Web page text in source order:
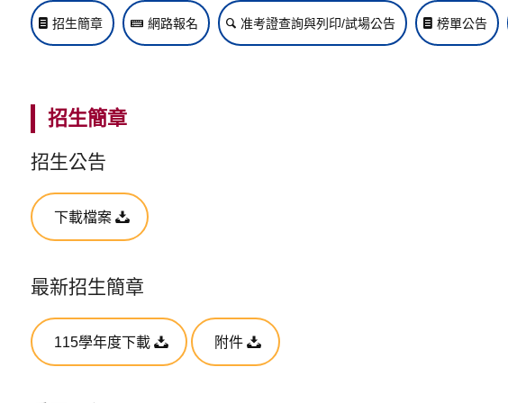
招生簡章 網路報名 准考證查詢與列印/試場公告 榜單公告
招生簡章
招生公告
下載檔案
最新招生簡章
115學年度下載 附件